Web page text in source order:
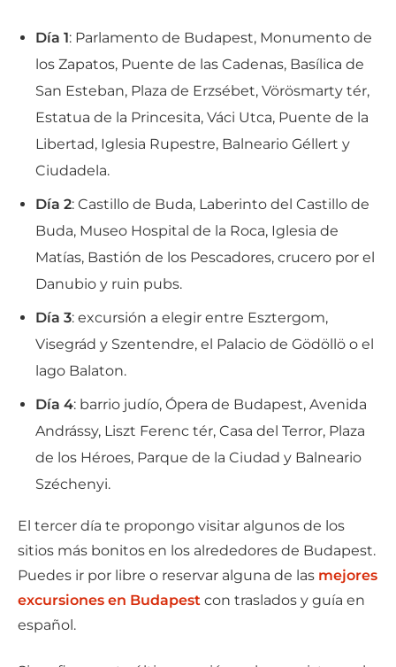
Día 1: Parlamento de Budapest, Monumento de
los Zapatos, Puente de las Cadenas, Basílica de
San Esteban, Plaza de Erzsébet, Vörösmarty tér,
Estatua de la Princesita, Váci Utca, Puente de la
Libertad, Iglesia Rupestre, Balneario Géllert y
Ciudadela.
Día 2: Castillo de Buda, Laberinto del Castillo de
Buda, Museo Hospital de la Roca, Iglesia de
Matías, Bastión de los Pescadores, crucero por el
Danubio y ruin pubs.
Día 3: excursión a elegir entre Esztergom,
Visegrád y Szentendre, el Palacio de Gödöllö o el
lago Balaton.
Día 4: barrio judío, Ópera de Budapest, Avenida
Andrássy, Liszt Ferenc tér, Casa del Terror, Plaza
de los Héroes, Parque de la Ciudad y Balneario
Széchenyi.
El tercer día te propongo visitar algunos de los
sitios más bonitos en los alrededores de Budapest.
Puedes ir por libre o reservar alguna de las mejores
excursiones en Budapest con traslados y guía en
español.